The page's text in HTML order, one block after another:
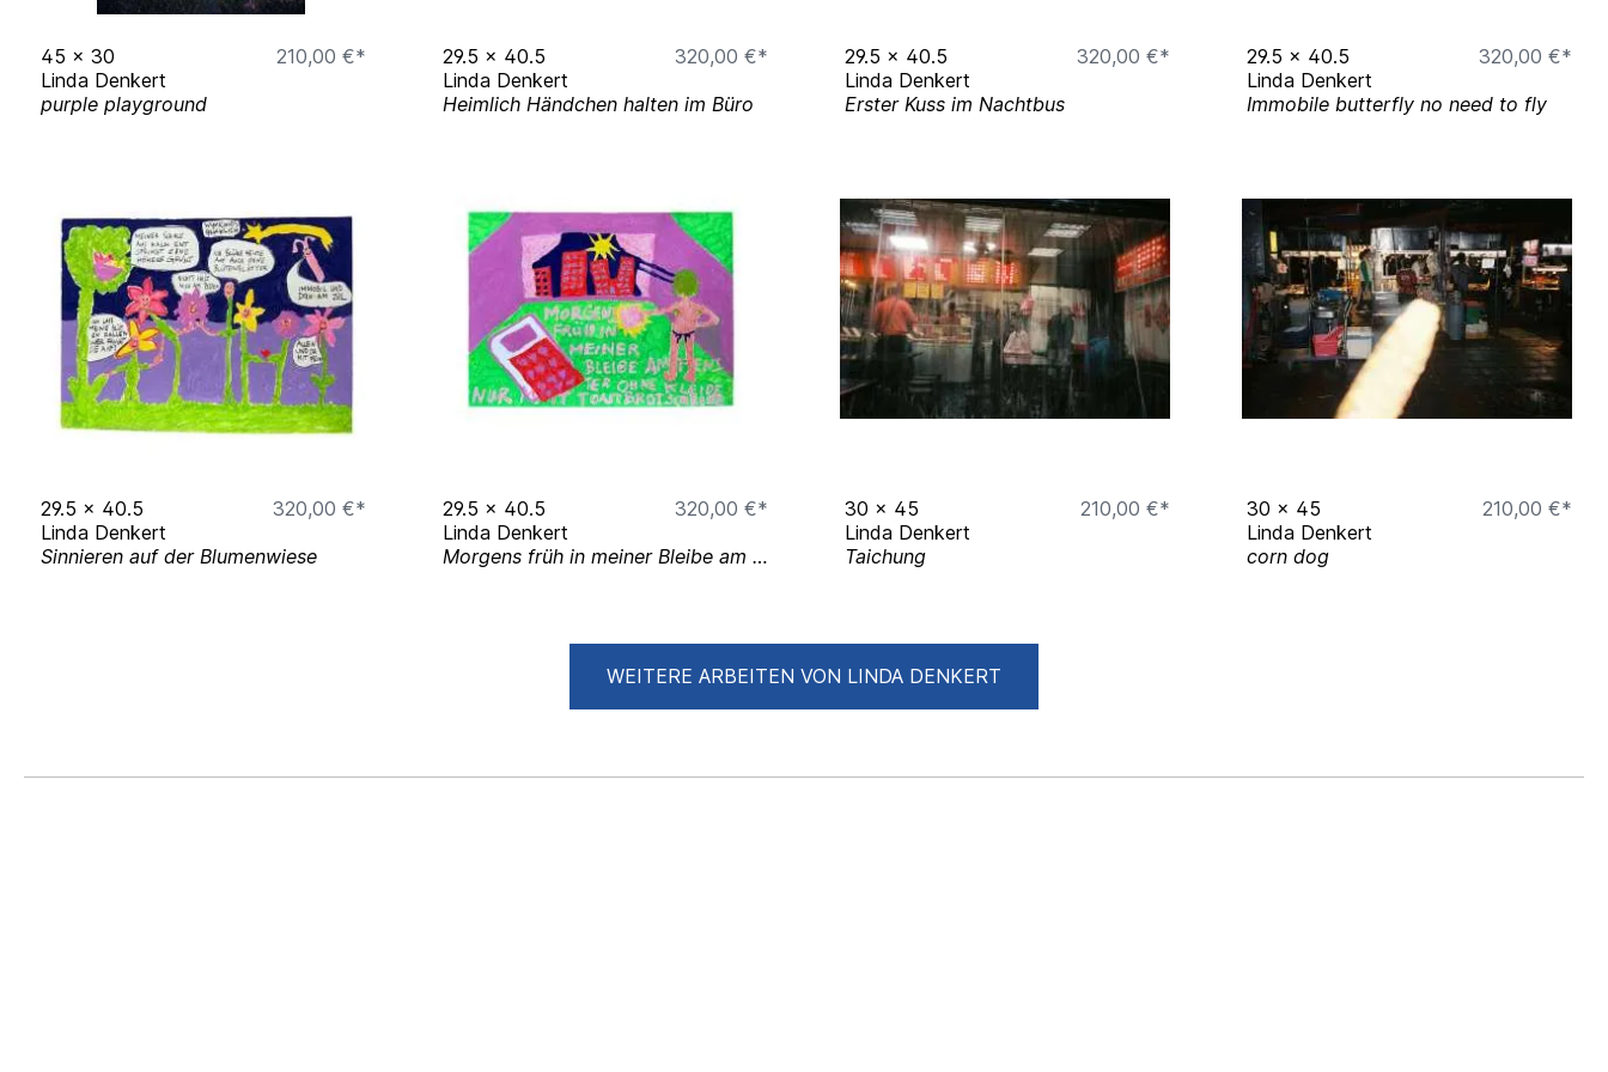
45 x 30
210,00 €*
Linda Denkert
purple playground
29.5 x 40.5
320,00 €*
Linda Denkert
Heimlich Händchen halten im Büro
29.5 x 40.5
320,00 €*
Linda Denkert
Erster Kuss im Nachtbus
29.5 x 40.5
320,00 €*
Linda Denkert
Immobile butterfly no need to fly
29.5 x 40.5
320,00 €*
Linda Denkert
Sinnieren auf der Blumenwiese
29.5 x 40.5
320,00 €*
Linda Denkert
Morgens früh in meiner Bleibe am Fenster ohne Kleide
30 x 45
210,00 €*
Linda Denkert
Taichung
30 x 45
210,00 €*
Linda Denkert
corn dog
WEITERE ARBEITEN VON LINDA DENKERT